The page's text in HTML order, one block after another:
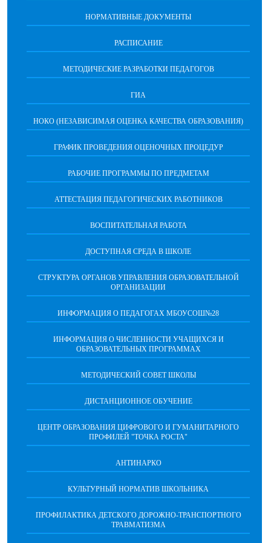
НОРМАТИВНЫЕ ДОКУМЕНТЫ
РАСПИСАНИЕ
МЕТОДИЧЕСКИЕ РАЗРАБОТКИ ПЕДАГОГОВ
ГИА
НОКО (НЕЗАВИСИМАЯ ОЦЕНКА КАЧЕСТВА ОБРАЗОВАНИЯ)
ГРАФИК ПРОВЕДЕНИЯ ОЦЕНОЧНЫХ ПРОЦЕДУР
РАБОЧИЕ ПРОГРАММЫ ПО ПРЕДМЕТАМ
АТТЕСТАЦИЯ ПЕДАГОГИЧЕСКИХ РАБОТНИКОВ
ВОСПИТАТЕЛЬНАЯ РАБОТА
ДОСТУПНАЯ СРЕДА В ШКОЛЕ
СТРУКТУРА ОРГАНОВ УПРАВЛЕНИЯ ОБРАЗОВАТЕЛЬНОЙ
ОРГАНИЗАЦИИ
ИНФОРМАЦИЯ О ПЕДАГОГАХ МБОУСОШ№28
ИНФОРМАЦИЯ О ЧИСЛЕННОСТИ УЧАЩИХСЯ И
ОБРАЗОВАТЕЛЬНЫХ ПРОГРАММАХ
МЕТОДИЧЕСКИЙ СОВЕТ ШКОЛЫ
ДИСТАНЦИОННОЕ ОБУЧЕНИЕ
ЦЕНТР ОБРАЗОВАНИЯ ЦИФРОВОГО И ГУМАНИТАРНОГО
ПРОФИЛЕЙ "ТОЧКА РОСТА"
АНТИНАРКО
КУЛЬТУРНЫЙ НОРМАТИВ ШКОЛЬНИКА
ПРОФИЛАКТИКА ДЕТСКОГО ДОРОЖНО-ТРАНСПОРТНОГО
ТРАВМАТИЗМА